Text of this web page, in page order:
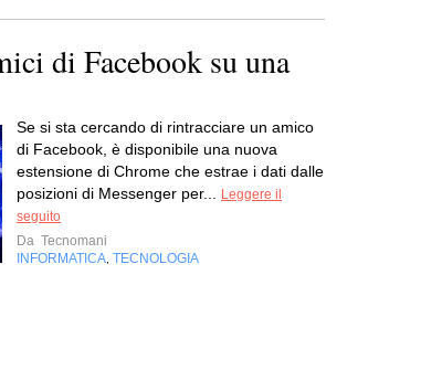
di Facebook su una
Se si sta cercando di rintracciare un amico
di Facebook, è disponibile una nuova
estensione di Chrome che estrae i dati dalle
posizioni di Messenger per...
Leggere il
seguito
Da Tecnomani
INFORMATICA TECNOLOGIA